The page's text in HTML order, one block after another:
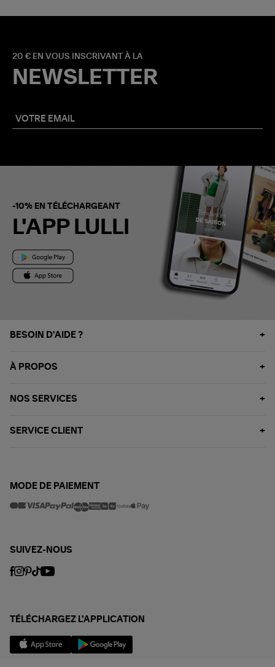
20 € EN VOUS INSCRIVANT À LA
NEWSLETTER
-10% EN TÉLÉCHARGEANT
L'APP LULLI
BESOIN D'AIDE ?
À PROPOS
NOS SERVICES
SERVICE CLIENT
MODE DE PAIEMENT
SUIVEZ-NOUS
TÉLÉCHARGEZ L'APPLICATION